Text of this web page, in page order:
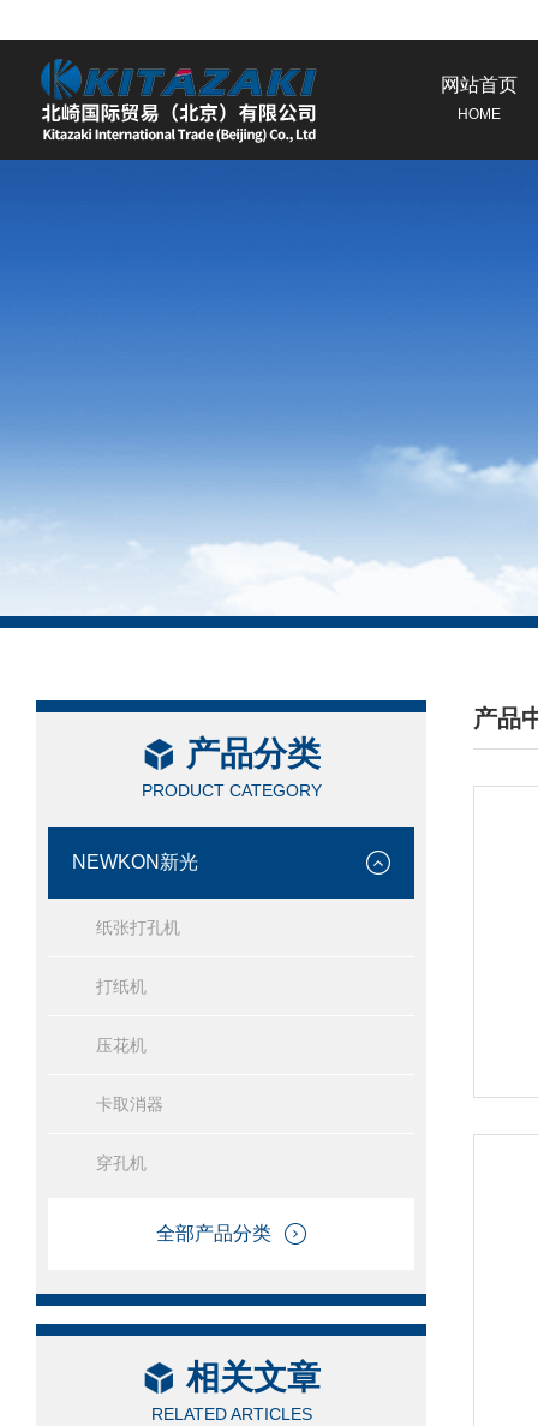
网站首页
HOME
产品分类
PRODUCT CATEGORY
NEWKON新光
纸张打孔机
打纸机
压花机
卡取消器
穿孔机
全部产品分类
相关文章
RELATED ARTICLES
产品
/